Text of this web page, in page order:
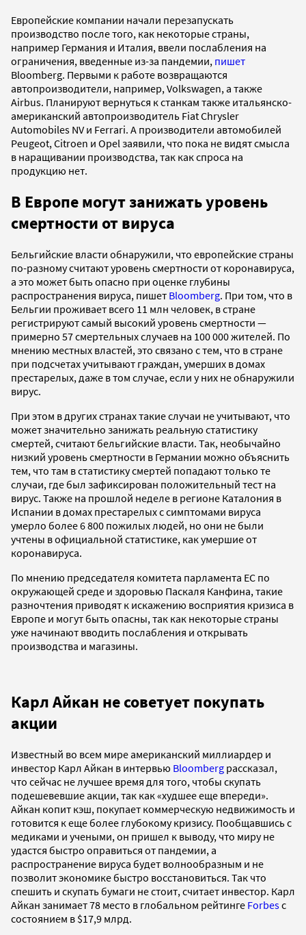
Европейские компании начали перезапускать
производство после того, как некоторые страны,
например Германия и Италия, ввели послабления на
ограничения, введенные из-за пандемии, пишет
Bloomberg. Первыми к работе возвращаются
автопроизводители, например, Volkswagen, а также
Airbus. Планируют вернуться к станкам также итальянско-
американский автопроизводитель Fiat Chrysler
Automobiles NV и Ferrari. А производители автомобилей
Peugeot, Citroen и Opel заявили, что пока не видят смысла
в наращивании производства, так как спроса на
продукцию нет.
В Европе могут занижать уровень
смертности от вируса
Бельгийские власти обнаружили, что европейские страны
по-разному считают уровень смертности от коронавируса,
а это может быть опасно при оценке глубины
распространения вируса, пишет Bloomberg. При том, что в
Бельгии проживает всего 11 млн человек, в стране
регистрируют самый высокий уровень смертности —
примерно 57 смертельных случаев на 100 000 жителей. По
мнению местных властей, это связано с тем, что в стране
при подсчетах учитывают граждан, умерших в домах
престарелых, даже в том случае, если у них не обнаружили
вирус.
При этом в других странах такие случаи не учитывают, что
может значительно занижать реальную статистику
смертей, считают бельгийские власти. Так, необычайно
низкий уровень смертности в Германии можно объяснить
тем, что там в статистику смертей попадают только те
случаи, где был зафиксирован положительный тест на
вирус. Также на прошлой неделе в регионе Каталония в
Испании в домах престарелых с симптомами вируса
умерло более 6 800 пожилых людей, но они не были
учтены в официальной статистике, как умершие от
коронавируса.
По мнению председателя комитета парламента ЕС по
окружающей среде и здоровью Паскаля Канфина, такие
разночтения приводят к искажению восприятия кризиса в
Европе и могут быть опасны, так как некоторые страны
уже начинают вводить послабления и открывать
производства и магазины.
Карл Айкан не советует покупать
акции
Известный во всем мире американский миллиардер и
инвестор Карл Айкан в интервью Bloomberg рассказал,
что сейчас не лучшее время для того, чтобы скупать
подешевевшие акции, так как «худшее еще впереди».
Айкан копит кэш, покупает коммерческую недвижимость и
готовится к еще более глубокому кризису. Пообщавшись с
медиками и учеными, он пришел к выводу, что миру не
удастся быстро оправиться от пандемии, а
распространение вируса будет волнообразным и не
позволит экономике быстро восстановиться. Так что
спешить и скупать бумаги не стоит, считает инвестор. Карл
Айкан занимает 78 место в глобальном рейтинге Forbesс
состоянием в $17,9 млрд.